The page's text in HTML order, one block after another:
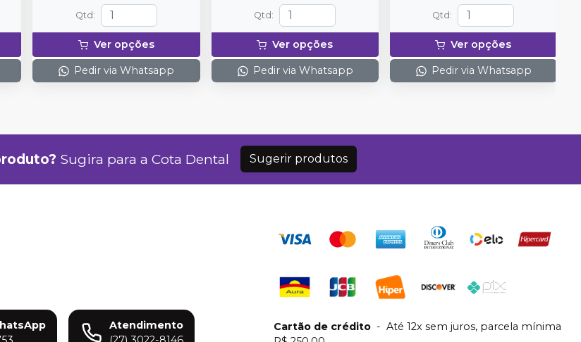
Qtd :
Ver opções
Pedir via Whatsapp
Qtd :
Ver opções
Pedir via Whatsapp
Qtd :
Ver opções
Pedir via Whatsapp
Sugira para a Cota Dental Sugerir produtos
Atendimento
Cartão de crédito - Até 12x sem juros, parcela mínima